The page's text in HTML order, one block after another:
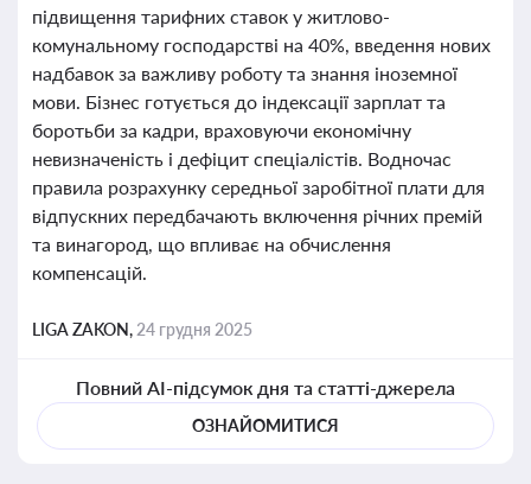
підвищення тарифних ставок у житлово-
комунальному господарстві на 40%, введення нових
надбавок за важливу роботу та знання іноземної
мови. Бізнес готується до індексації зарплат та
боротьби за кадри, враховуючи економічну
невизначеність і дефіцит спеціалістів. Водночас
правила розрахунку середньої заробітної плати для
відпускних передбачають включення річних премій
та винагород, що впливає на обчислення
компенсацій.
LIGA ZAKON, 24 грудня 2025
Повний AI-підсумок дня та статті-джерела
ОЗНАЙОМИТИСЯ